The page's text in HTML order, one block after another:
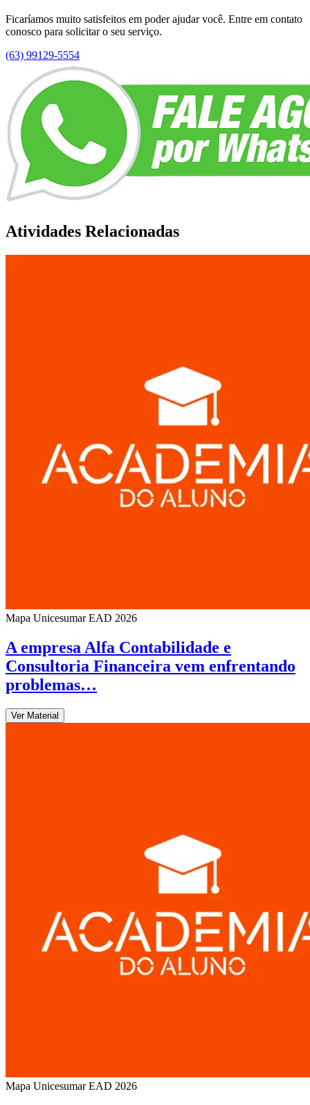
Ficaríamos muito satisfeitos em poder ajudar você. Entre em contato
conosco para solicitar o seu serviço.
(63) 99129-5554
Atividades Relacionadas
Mapa Unicesumar EAD 2026
A empresa Alfa Contabilidade e
Consultoria Financeira vem enfrentando
problemas…
Ver Material
Mapa Unicesumar EAD 2026